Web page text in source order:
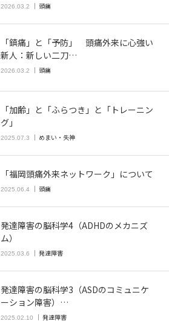
2026.03.2 頭痛
「鎮痛」と「予防」 頭痛外来に心強い
新人：新しい二刀…
2026.03.2 頭痛
「加齢」と「ふらつき」と「トレーニン
グ」
2025.07.3 めまい・失神
「福岡頭痛外来ネットワーク」について
2025.06.4 頭痛
発達障害の脳科学4（ADHDのメカニズ
ム）
2025.03.6 発達障害
発達障害の脳科学3（ASDのコミュニケ
ーション障害）…
2025.02.10 発達障害